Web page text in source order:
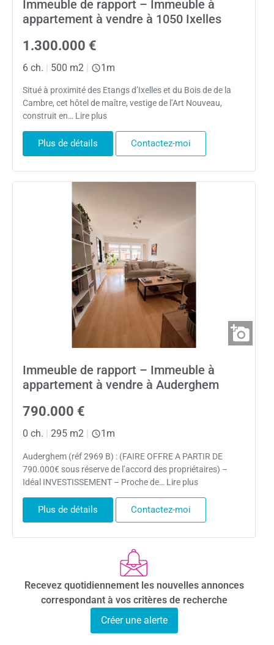
Immeuble de rapport – Immeuble à
appartement à vendre à 1050 Ixelles
1.300.000 €
6 ch. | 500 m2 | 1m
Situé à proximité des Etangs d’Ixelles et du Bois de de la
Cambre, cet hôtel de maître, vestige de l’Art Nouveau,
construit en… Lire plus
Plus de détails Contactez-moi
Immeuble de rapport – Immeuble à
appartement à vendre à Auderghem
790.000 €
0 ch. 295 m2 1m
Auderghem (réf 2969 B) : (FAIRE OFFRE A PARTIR DE
790.000€ sous réserve de l’accord des propriétaires) –
Idéal INVESTISSEMENT – Proche de… Lire plus
Plus de détails Contactez-moi
Recevez quotidiennement les nouvelles annonces
correspondant à vos critères de recherche
Créer une alerte